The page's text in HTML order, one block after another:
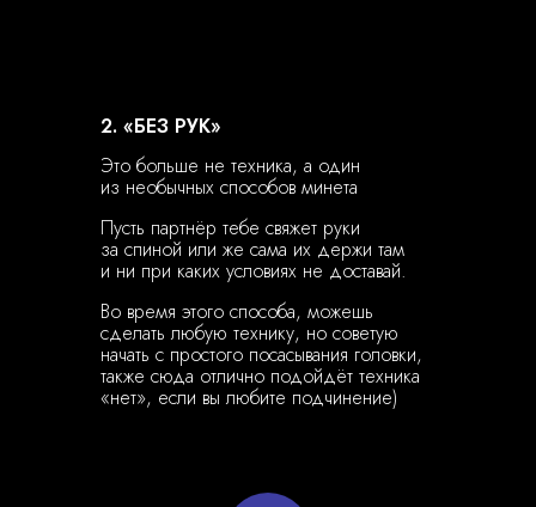
2. «БЕЗ РУК»
Это больше не техника, а один
из необычных способов минета
Во время этого способа, можешь
сделать любую технику, но советую
начать с простого посасывания головки,
также сюда отлично подойдёт техника
«нет», если вы любите подчинение)
Пусть партнёр тебе свяжет руки
за спиной или же сама их держи там
и ни при каких условиях не доставай.